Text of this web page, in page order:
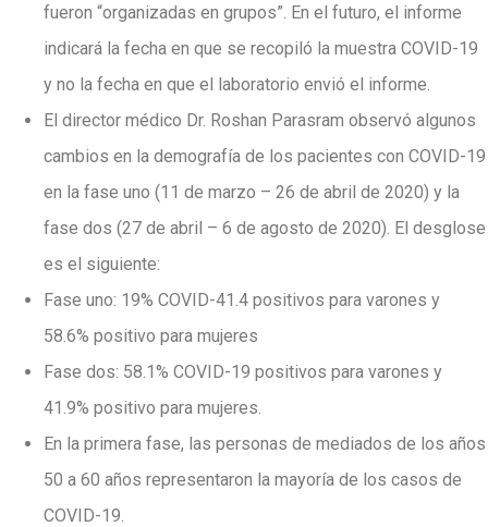
fueron “organizadas en grupos”. En el futuro, el informe
indicará la fecha en que se recopiló la muestra COVID-19
y no la fecha en que el laboratorio envió el informe.
El director médico Dr. Roshan Parasram observó algunos
cambios en la demografía de los pacientes con COVID-19
en la fase uno (11 de marzo – 26 de abril de 2020) y la
fase dos (27 de abril – 6 de agosto de 2020). El desglose
es el siguiente:
Fase uno: 19% COVID-41.4 positivos para varones y
58.6% positivo para mujeres
Fase dos: 58.1% COVID-19 positivos para varones y
41.9% positivo para mujeres.
En la primera fase, las personas de mediados de los años
50 a 60 años representaron la mayoría de los casos de
COVID-19.